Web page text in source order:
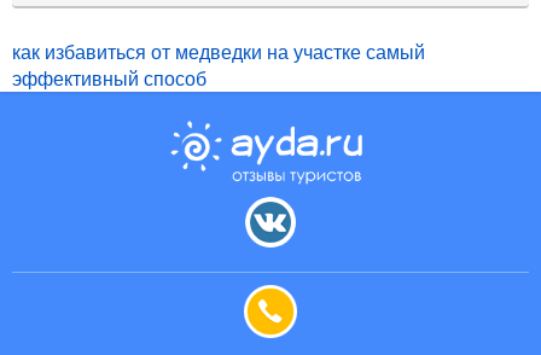
как избавиться от медведки на участке самый
эффективный способ